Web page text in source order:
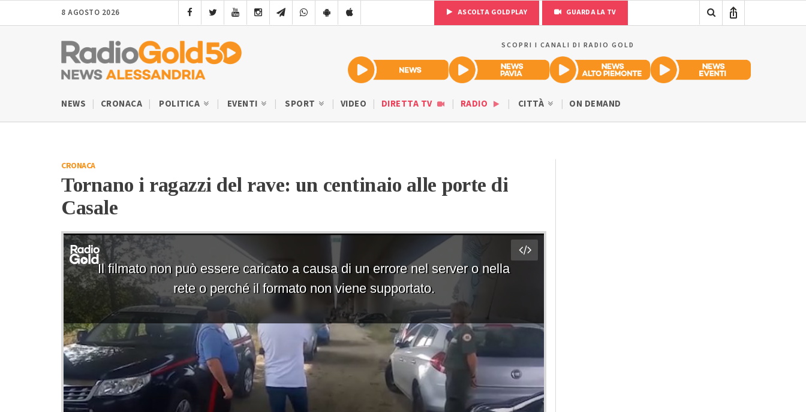
8 AGOSTO 2026 ASCOLTA GOLDPLAY GUARDA LA TV
SCOPRI I CANALI DI RADIO GOLD
NEWS CRONACA POLITICA EVENTI SPORT VIDEO DIRETTA TV RADIO CITTÀ ON DEMAND
CRONACA
Tornano i ragazzi del rave: un centinaio alle porte di
Casale